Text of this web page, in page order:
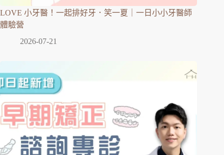
LOVE 小牙醫！一起排好牙．笑一夏｜一日小小牙醫師
體驗營
2026-07-21